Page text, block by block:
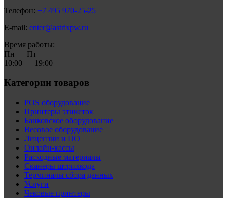
Телефон: +7 495 970-25-25
E-mail: enter@astrixpw.ru
Время работы:
Пн — Пт
10:00 — 19:00
Категории товаров
POS оборудование
Принтеры этикеток
Банковское оборудование
Весовое оборудование
Лицензии и ПО
Онлайн-кассы
Расходные материалы
Сканеры штрихкода
Терминалы сбора данных
Услуги
Чековые принтеры